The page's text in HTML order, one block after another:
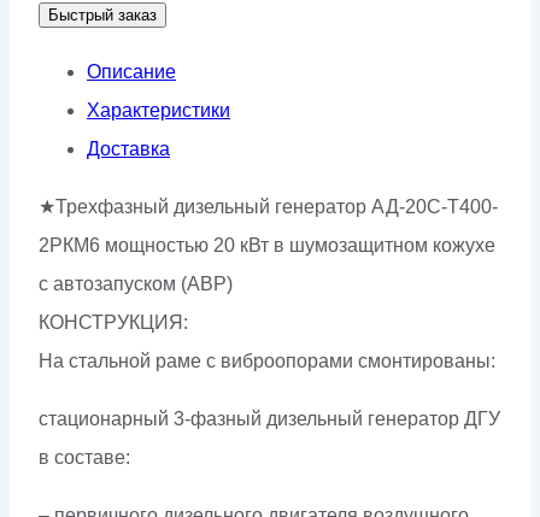
Т400-
2РКМ6
Быстрый заказ
Описание
Характеристики
Доставка
★Трехфазный дизельный генератор АД-20С-Т400-
2РКМ6 мощностью 20 кВт в шумозащитном кожухе
с автозапуском (АВР)
КОНСТРУКЦИЯ:
На стальной раме с виброопорами смонтированы:
стационарный 3-фазный дизельный генератор ДГУ
в составе: